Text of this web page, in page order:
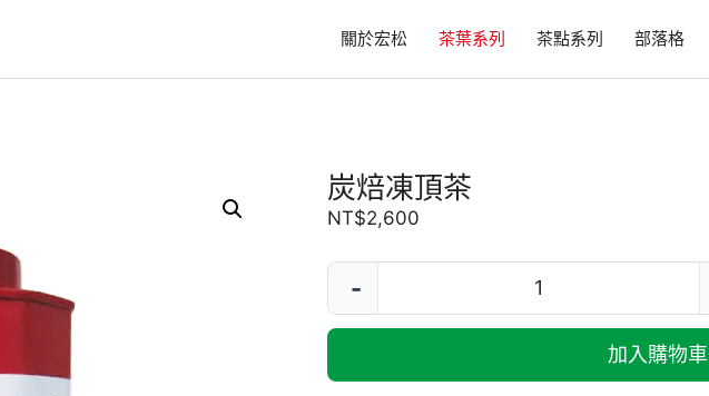
關於宏松 茶葉系列 茶點系列 部落格
炭焙凍頂茶
NT$2,600
炭
凍
茶
-
加入購物車